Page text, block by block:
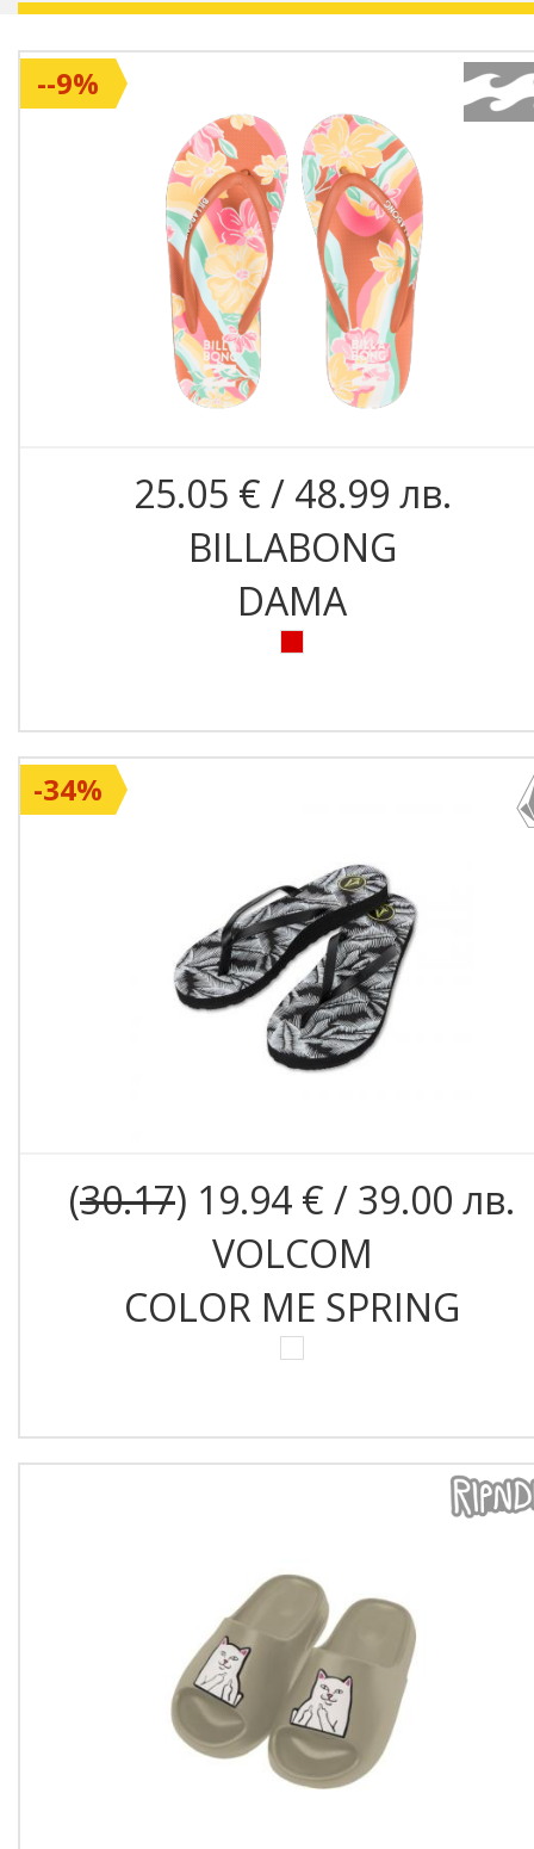
25.05 € / 48.99 лв.
BILLABONG
DAMA
--9%
(30.17) 19.94 € / 39.00 лв.
VOLCOM
COLOR ME SPRING
-34%